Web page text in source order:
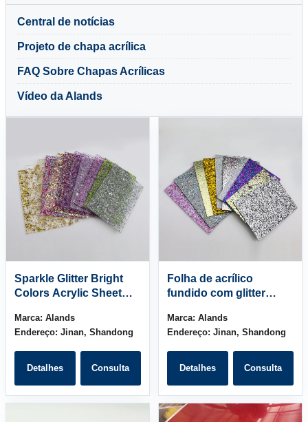
Central de notícias
Projeto de chapa acrílica
FAQ Sobre Chapas Acrílicas
Vídeo da Alands
Sparkle Glitter Bright
Colors Acrylic Sheet
brilho e cores
brilhantes) 4x8ft
Marca: Alands
Endereço: Jinan, Shandong
Detalhes Consulta
Folha de acrílico
fundido com glitter
Marca: Alands
Endereço: Jinan, Shandong
Detalhes Consulta